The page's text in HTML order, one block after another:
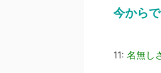
今から
11: 名無し